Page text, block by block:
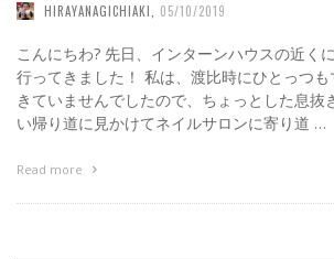
HIRAYANAGICHIAKI 05/10/2019
こんにちわ? 先日、インターンハウスの近く
行ってきました！ 私は、渡比時にひとっつ
きていませんでしたので、ちょっとした息抜
い帰り道に見かけてネイルサロンに寄り道 …
Read more